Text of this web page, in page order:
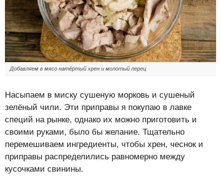
Добавляем в мясо натёртый хрен и молотый перец
Насыпаем в миску сушеную морковь и сушеный
зелёный чили. Эти приправы я покупаю в лавке
специй на рынке, однако их можно приготовить и
своими руками, было бы желание. Тщательно
перемешиваем ингредиенты, чтобы хрен, чеснок и
приправы распределились равномерно между
кусочками свинины.